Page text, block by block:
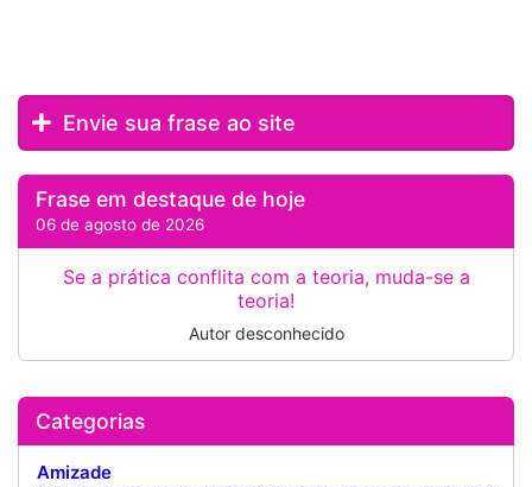
Envie sua frase ao site
Frase em destaque de hoje
06 de agosto de 2026
Se a prática conflita com a teoria, muda-se a
teoria!
Autor desconhecido
Categorias
Amizade